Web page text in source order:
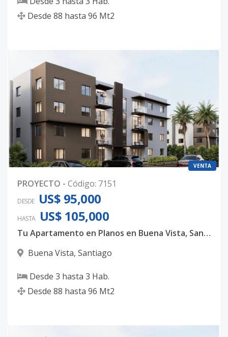
Desde 88 hasta 96 Mt2
VENTA
PROYECTO - Código: 7151
DESDE US$ 95,000
HASTA US$ 105,000
Tu Apartamento en Planos en Buena Vista, Santiago | Desde US$66,000 🏗️✨
Buena Vista, Santiago
Desde 3 hasta 3 Hab.
Desde 88 hasta 96 Mt2